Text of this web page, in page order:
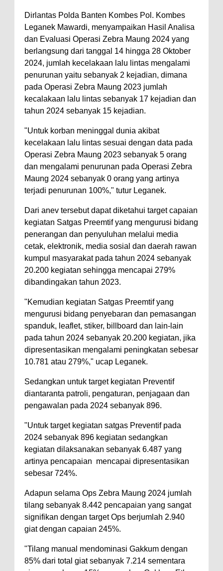
Dirlantas Polda Banten Kombes Pol. Kombes
Leganek Mawardi, menyampaikan Hasil Analisa
dan Evaluasi Operasi Zebra Maung 2024 yang
berlangsung dari tanggal 14 hingga 28 Oktober
2024, jumlah kecelakaan lalu lintas mengalami
penurunan yaitu sebanyak 2 kejadian, dimana
pada Operasi Zebra Maung 2023 jumlah
kecalakaan lalu lintas sebanyak 17 kejadian dan
tahun 2024 sebanyak 15 kejadian.
"Untuk korban meninggal dunia akibat
kecelakaan lalu lintas sesuai dengan data pada
Operasi Zebra Maung 2023 sebanyak 5 orang
dan mengalami penurunan pada Operasi Zebra
Maung 2024 sebanyak 0 orang yang artinya
terjadi penurunan 100%," tutur Leganek.
Dari anev tersebut dapat diketahui target capaian
kegiatan Satgas Preemtif yang mengurusi bidang
penerangan dan penyuluhan melalui media
cetak, elektronik, media sosial dan daerah rawan
kumpul masyarakat pada tahun 2024 sebanyak
20.200 kegiatan sehingga mencapai 279%
dibandingakan tahun 2023.
"Kemudian kegiatan Satgas Preemtif yang
mengurusi bidang penyebaran dan pemasangan
spanduk, leaflet, stiker, billboard dan lain-lain
pada tahun 2024 sebanyak 20.200 kegiatan, jika
dipresentasikan mengalami peningkatan sebesar
10.781 atau 279%," ucap Leganek.
Sedangkan untuk target kegiatan Preventif
diantaranta patroli, pengaturan, penjagaan dan
pengawalan pada 2024 sebanyak 896.
"Untuk target kegiatan satgas Preventif pada
2024 sebanyak 896 kegiatan sedangkan
kegiatan dilaksanakan sebanyak 6.487 yang
artinya pencapaian mencapai dipresentasikan
sebesar 724%.
Adapun selama Ops Zebra Maung 2024 jumlah
tilang sebanyak 8.442 pencapaian yang sangat
signifikan dengan target Ops berjumlah 2.940
giat dengan capaian 245%.
"Tilang manual mendominasi Gakkum dengan
85% dari total giat sebanyak 7.214 sementara